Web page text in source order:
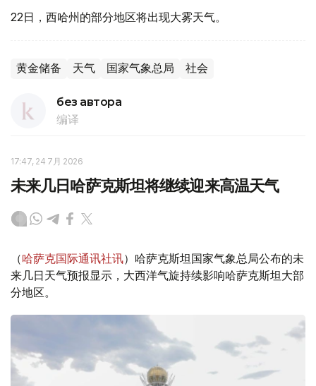
22日，西哈州的部分地区将出现大雾天气。
黄金储备 天气 国家气象总局 社会
без автора
编译
17:47, 24 7月 2026
未来几日哈萨克斯坦将继续迎来高温天气
（哈萨克国际通讯社讯）哈萨克斯坦国家气象总局公布的未
来几日天气预报显示，大西洋气旋持续影响哈萨克斯坦大部
分地区。